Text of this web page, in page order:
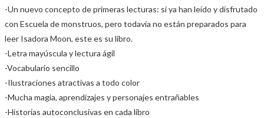
-Un nuevo concepto de primeras lecturas: si ya han leído y disfrutado
con Escuela de monstruos, pero todavía no están preparados para
leer Isadora Moon, este es su libro.
-Letra mayúscula y lectura ágil
-Vocabulario sencillo
-Ilustraciones atractivas a todo color
-Mucha magia, aprendizajes y personajes entrañables
-Historias autoconclusivas en cada libro